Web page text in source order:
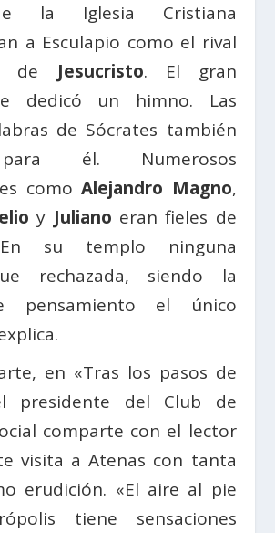
la Iglesia Cristiana
a Esculapio como el rival
de Jesucristo. El gran
dedicó un himno. Las
de Sócrates también
él. Numerosos
como Alejandro Magno,
y Juliano eran fieles de
En su templo ninguna
rechazada, siendo la
pensamiento el único
en «Tras los pasos de
presidente del Club de
comparte con el lector
visita a Atenas con tanta
erudición. «El aire al pie
tiene sensaciones